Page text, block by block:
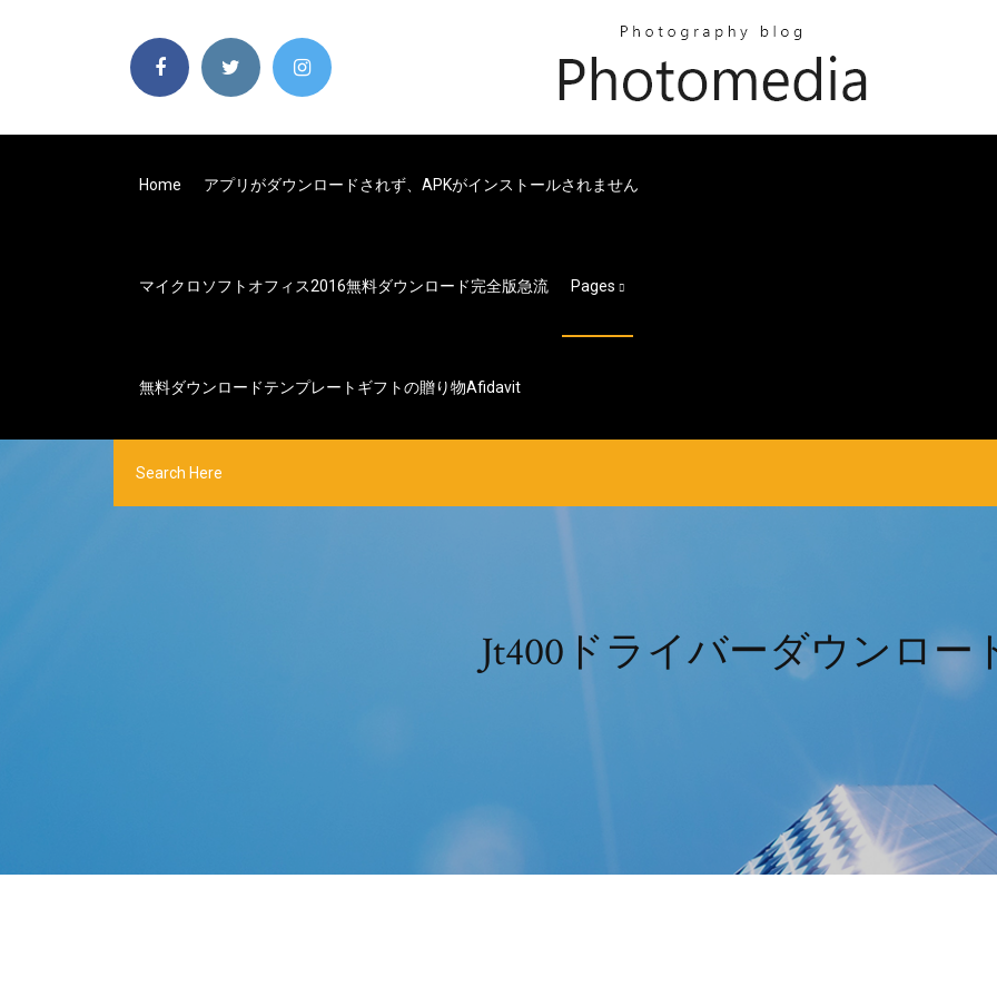
Home アプリがダウンロードされず、APKがインストールされません
マイクロソフトオフィス2016無料ダウンロード完全版急流 Pages
無料ダウンロードテンプレートギフトの贈り物afidavit
Jt400ドライバーダウンロー